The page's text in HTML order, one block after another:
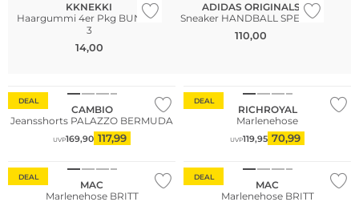
KKNEKKI
Haargummi 4er Pkg BUNDLE
3
14,00
ADIDAS ORIGINALS
Sneaker HANDBALL SPEZIAL
110,00
DEAL
CAMBIO
Jeansshorts PALAZZO BERMUDA
UVP169,90 117,99
DEAL
RICHROYAL
Marlenehose
UVP119,95 70,99
DEAL
MAC
Marlenehose BRITT
DEAL
MAC
Marlenehose BRITT